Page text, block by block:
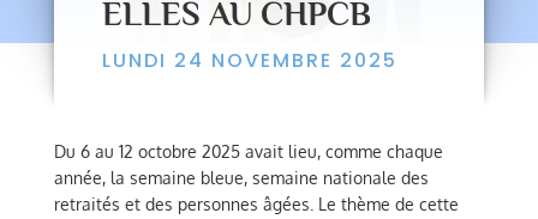
ELLES AU CHPCB
LUNDI 24 NOVEMBRE 2025
Du 6 au 12 octobre 2025 avait lieu, comme chaque
année, la semaine bleue, semaine nationale des
retraités et des personnes âgées. Le thème de cette